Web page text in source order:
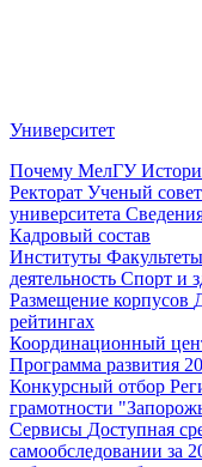
Университет
Почему МелГУ
Ректорат Ученый совет
университета
Кадровый состав
Институты
деятельность Спорт и
Размещение корпусов
рейтингах
Координационный
Программа развития
Конкурсный отбор
грамотности
Сервисы Доступная
самообследовании за